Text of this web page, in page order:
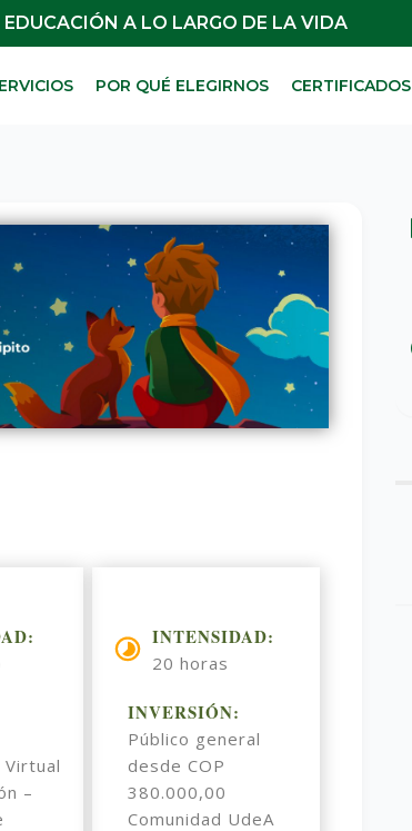
EDUCACIÓN A LO LARGO DE LA VIDA
POR QUÉ ELEGIRNOS CERTIFICADOS
–
INTENSIDAD:
20 horas
INVERSIÓN:
Público general
desde COP
380.000,00
Comunidad UdeA